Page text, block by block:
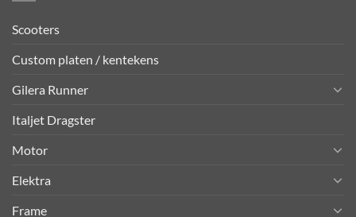
Scooters
Custom platen / kentekens
Gilera Runner
Italjet Dragster
Motor
Elektra
Frame